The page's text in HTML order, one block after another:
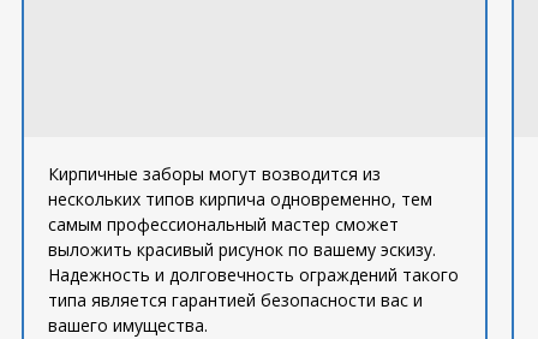
Кирпичные заборы могут возводится из
нескольких типов кирпича одновременно, тем
самым профессиональный мастер сможет
выложить красивый рисунок по вашему эскизу.
Надежность и долговечность ограждений такого
типа является гарантией безопасности вас и
вашего имущества.